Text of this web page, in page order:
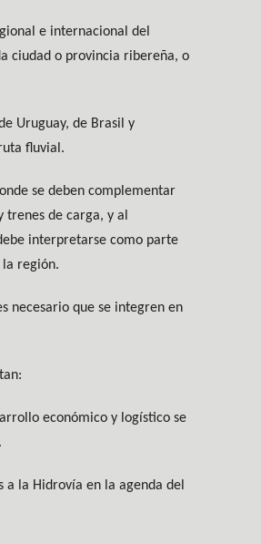
e internacional del
ciudad o provincia ribereña, o
Uruguay, de Brasil y
fluvial.
se deben complementar
de carga, y al
interpretarse como parte
región.
necesario que se integren en
económico y logístico se
la Hidrovía en la agenda del